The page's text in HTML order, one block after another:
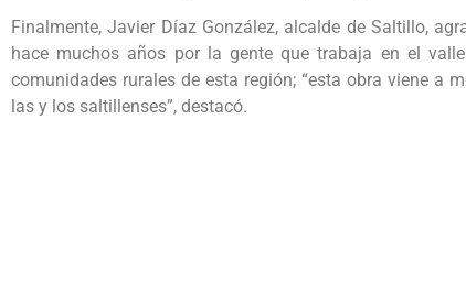
Finalmente, Javier Díaz González, alcalde de Saltillo,
hace muchos años por la gente que trabaja en el
comunidades rurales de esta región; “esta obra viene a
las y los saltillenses”, destacó.